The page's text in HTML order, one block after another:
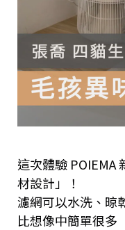
這次體驗 POIEMA
材設計」！
濾網可以水洗、晾
比想像中簡單很多